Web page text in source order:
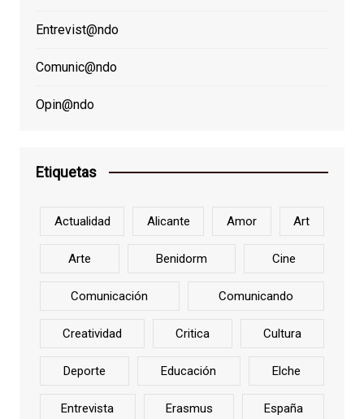
Entrevist@ndo
Comunic@ndo
Opin@ndo
Etiquetas
Actualidad Alicante Amor Art
Arte Benidorm Cine
Comunicación Comunicando
Creatividad Critica Cultura
Deporte Educación Elche
Entrevista Erasmus España